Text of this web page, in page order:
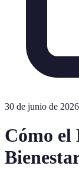
30 de junio de 2026
Cómo el